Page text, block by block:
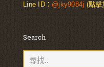
Line ID： @jky9084j (點擊
Search